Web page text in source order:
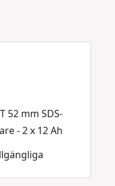
52 mm SDS-
- 2 x 12 Ah